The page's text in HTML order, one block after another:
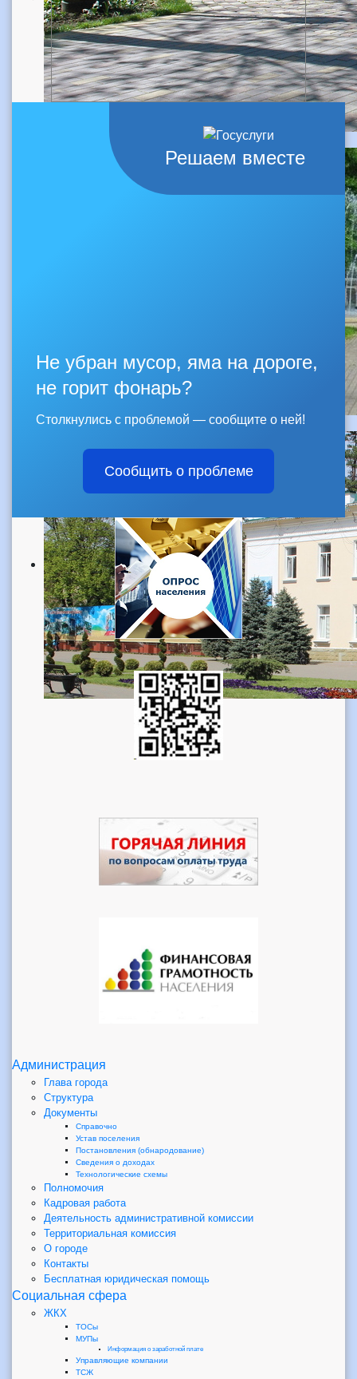
Решаем вместе
Не убран мусор, яма на дороге,
не горит фонарь?
Столкнулись с проблемой — сообщите о ней!
Сообщить о проблеме
Администрация
Глава города
Структура
Документы
Справочно
Устав поселения
Постановления (обнародование)
Сведения о доходах
Технологические схемы
Полномочия
Кадровая работа
Деятельность административной комиссии
Территориальная комиссия
О городе
Контакты
Бесплатная юридическая помощь
Социальная сфера
ЖКХ
ТОСы
МУПы
Информация о заработной плате
Управляющие компании
ТСЖ